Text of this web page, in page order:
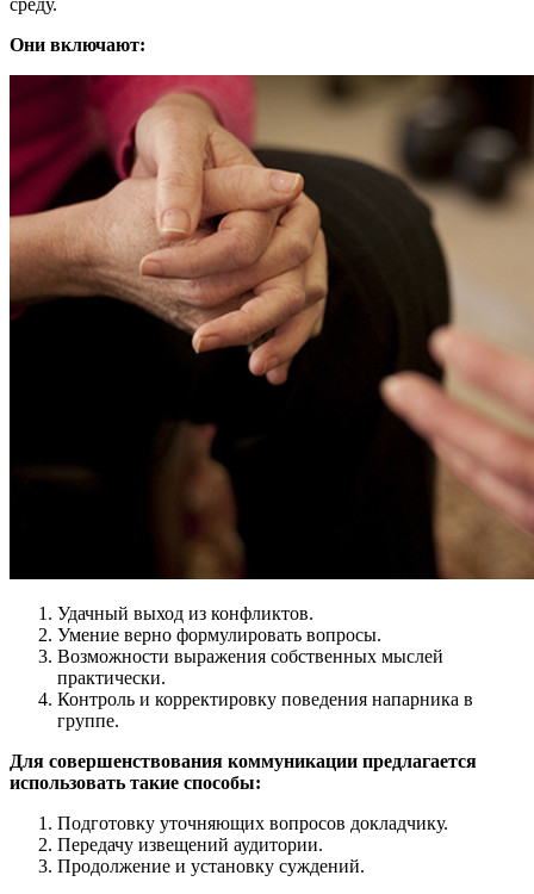
Они включают:
Удачный выход из конфликтов.
Умение верно формулировать вопросы.
Возможности выражения собственных мыслей
практически.
Контроль и корректировку поведения напарника в
группе.
Для совершенствования коммуникации предлагается
использовать такие способы:
Подготовку уточняющих вопросов докладчику.
Передачу извещений аудитории.
Продолжение и установку суждений.